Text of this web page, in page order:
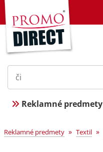
Reklamné predmety
Reklamné predmety » Textil »